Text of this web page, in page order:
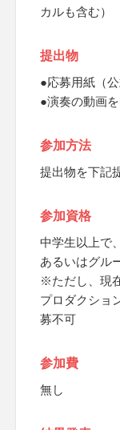
カルも含む）
提出物
●応募用紙（
●演奏の動画
参加方法
提出物を下記
参加資格
中学生以上で
あるいはグル
※ただし、現
プロダクショ
募不可
参加費
無し